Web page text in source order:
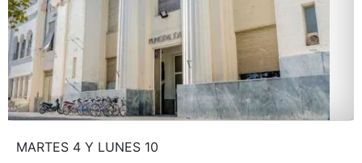
MARTES 4 Y LUNES 10